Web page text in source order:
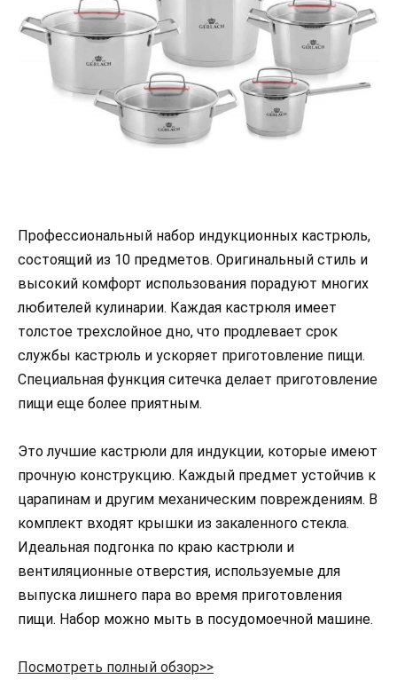
Профессиональный набор индукционных кастрюль,
состоящий из 10 предметов. Оригинальный стиль и
высокий комфорт использования порадуют многих
любителей кулинарии. Каждая кастрюля имеет
толстое трехслойное дно, что продлевает срок
службы кастрюль и ускоряет приготовление пищи.
Специальная функция ситечка делает приготовление
пищи еще более приятным.
Это лучшие кастрюли для индукции, которые имеют
прочную конструкцию. Каждый предмет устойчив к
царапинам и другим механическим повреждениям. В
комплект входят крышки из закаленного стекла.
Идеальная подгонка по краю кастрюли и
вентиляционные отверстия, используемые для
выпуска лишнего пара во время приготовления
пищи. Набор можно мыть в посудомоечной машине.
Посмотреть полный обзор>>